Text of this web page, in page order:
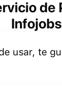
de
Infojobs
usar, te